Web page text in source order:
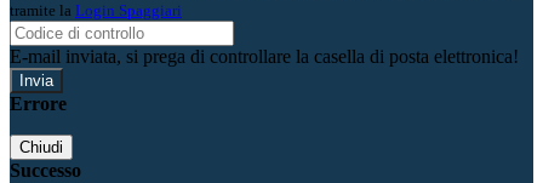
tramite la Login Spaggiari
E-mail inviata, si prega di controllare la casella di posta elettronica!
Errore
Chiudi
Successo